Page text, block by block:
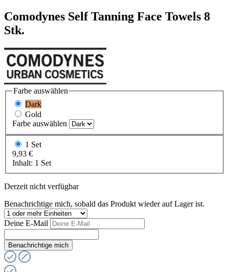
Comodynes Self Tanning Face Towels 8
Stk.
Farbe auswählen
Dark
Gold
Farbe auswählen
1 Set
9,93 €
Inhalt: 1 Set
Derzeit nicht verfügbar
Benachrichtige mich, sobald das Produkt wieder auf Lager ist.
Deine E-Mail
Benachrichtige mich